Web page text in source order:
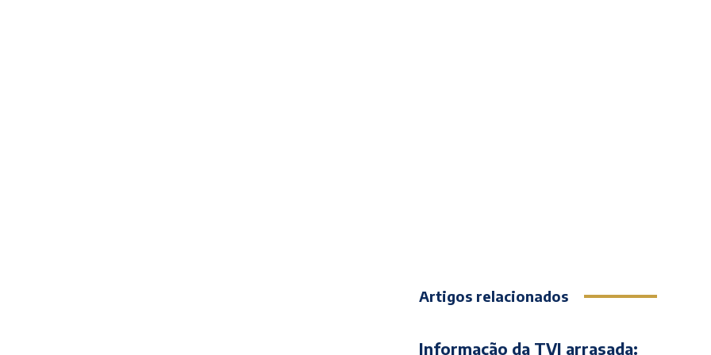
Artigos relacionados
Informação da TVI arrasada: